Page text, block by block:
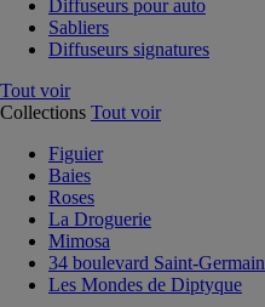
Diffuseurs pour auto
Sabliers
Diffuseurs signatures
Tout voir
Collections Tout voir
Figuier
Baies
Roses
La Droguerie
Mimosa
34 boulevard Saint-Germain
Les Mondes de Diptyque